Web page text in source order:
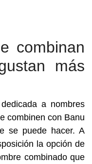
combinan
más
a nombres
combinen con Banu
se puede hacer. A
la opción de
combinado que